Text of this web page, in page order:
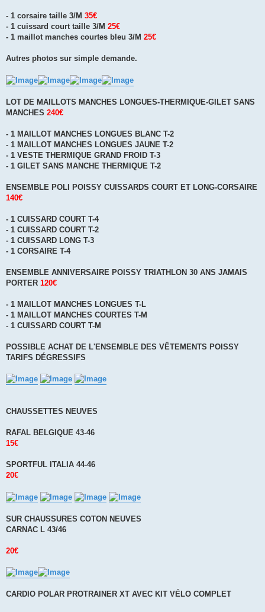
- 1 corsaire taille 3/M 35€
- 1 cuissard court taille 3/M 25€
- 1 maillot manches courtes bleu 3/M 25€
Autres photos sur simple demande.
LOT DE MAILLOTS MANCHES LONGUES-THERMIQUE-GILET SANS
MANCHES 240€
- 1 MAILLOT MANCHES LONGUES BLANC T-2
- 1 MAILLOT MANCHES LONGUES JAUNE T-2
- 1 VESTE THERMIQUE GRAND FROID T-3
- 1 GILET SANS MANCHE THERMIQUE T-2
ENSEMBLE POLI POISSY CUISSARDS COURT ET LONG-CORSAIRE
140€
- 1 CUISSARD COURT T-4
- 1 CUISSARD COURT T-2
- 1 CUISSARD LONG T-3
- 1 CORSAIRE T-4
ENSEMBLE ANNIVERSAIRE POISSY TRIATHLON 30 ANS JAMAIS
PORTER 120€
- 1 MAILLOT MANCHES LONGUES T-L
- 1 MAILLOT MANCHES COURTES T-M
- 1 CUISSARD COURT T-M
POSSIBLE ACHAT DE L'ENSEMBLE DES VÊTEMENTS POISSY
TARIFS DÉGRESSIFS
CHAUSSETTES NEUVES
RAFAL BELGIQUE 43-46
15€
SPORTFUL ITALIA 44-46
20€
SUR CHAUSSURES COTON NEUVES
CARNAC L 43/46
20€
CARDIO POLAR PROTRAINER XT AVEC KIT VÉLO COMPLET